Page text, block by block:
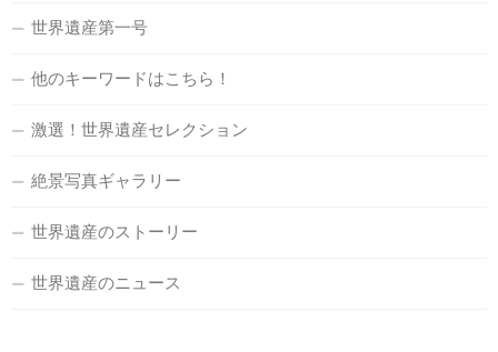
世界遺産第一号
他のキーワードはこちら！
激選！世界遺産セレクション
絶景写真ギャラリー
世界遺産のストーリー
世界遺産のニュース